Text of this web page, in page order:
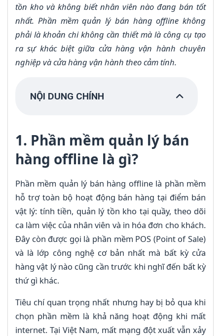
tồn kho và không biết nhân viên nào đang bán tốt
nhất. Phần mềm quản lý bán hàng offline không
phải là khoản chi không cần thiết mà là công cụ tạo
ra sự khác biệt giữa cửa hàng vận hành chuyên
nghiệp và cửa hàng vận hành theo cảm tính.
NỘI DUNG CHÍNH
1. Phần mềm quản lý bán
hàng offline là gì?
Phần mềm quản lý bán hàng offline là phần mềm
hỗ trợ toàn bộ hoạt động bán hàng tại điểm bán
vật lý: tính tiền, quản lý tồn kho tại quầy, theo dõi
ca làm việc của nhân viên và in hóa đơn cho khách.
Đây còn được gọi là phần mềm POS (Point of Sale)
và là lớp công nghệ cơ bản nhất mà bất kỳ cửa
hàng vật lý nào cũng cần trước khi nghĩ đến bất kỳ
thứ gì khác.
Tiêu chí quan trọng nhất nhưng hay bị bỏ qua khi
chọn phần mềm là khả năng hoạt động khi mất
internet. Tại Việt Nam, mất mạng đột xuất vẫn xảy